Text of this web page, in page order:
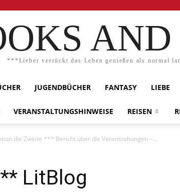
AND
***Lieber verrückt das Leben genießen als normal
JUGENDBÜCHER FANTASY LIEBE
VERANSTALTUNGSHINWEISE REISEN
die Zweite *** Bericht über die Veranstaltungen –...
LitBlog